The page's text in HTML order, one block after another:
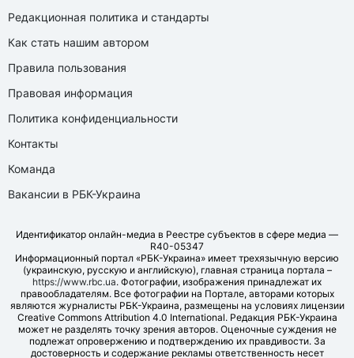
Редакционная политика и стандарты
Как стать нашим автором
Правила пользования
Правовая информация
Политика конфиденциальности
Контакты
Команда
Вакансии в РБК-Украина
Идентификатор онлайн-медиа в Реестре субъектов в сфере медиа —
R40-05347
Информационный портал «РБК-Украина» имеет трехязычную версию
(украинскую, русскую и английскую), главная страница портала –
https://www.rbc.ua. Фотографии, изображения принадлежат их
правообладателям. Все фотографии на Портале, авторами которых
являются журналисты РБК-Украина, размещены на условиях лицензии
Creative Commons Attribution 4.0 International. Редакция РБК-Украина
может не разделять точку зрения авторов. Оценочные суждения не
подлежат опровержению и подтверждению их правдивости. За
достоверность и содержание рекламы ответственность несет